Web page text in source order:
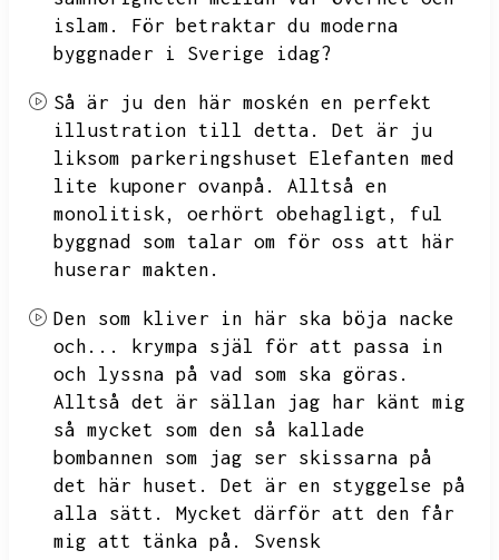
islam.
För betraktar du moderna
byggnader i Sverige idag?
Så är ju den här moskén en perfekt
illustration till detta.
Det är ju
liksom parkeringshuset Elefanten med
lite kuponer ovanpå.
Alltså en
monolitisk,
oerhört obehagligt,
ful
byggnad som talar om för oss att här
huserar makten.
Den som kliver in här ska böja nacke
och...
krympa själ för att passa in
och lyssna på vad som ska göras.
Alltså det är sällan jag har känt mig
så mycket som den så kallade
bombannen som jag ser skissarna på
det här huset.
Det är en styggelse på
alla sätt.
Mycket därför att den får
mig att tänka på.
Svensk